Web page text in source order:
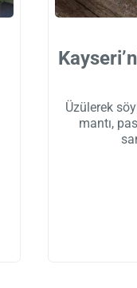
Üzülerek
mantı,